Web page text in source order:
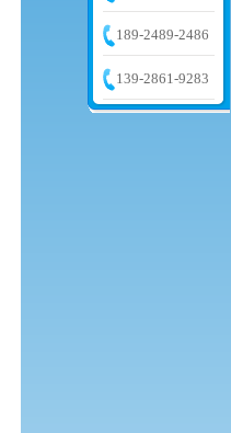
189-2489-2486
139-2861-9283